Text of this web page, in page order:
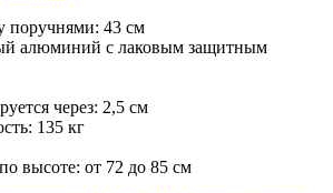
43 см
алюминий c лаковым защитным
через: 2,5 см
135 кг
высоте: от 72 до 85 см